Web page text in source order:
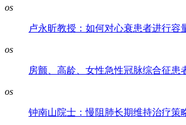
os
卢永昕教授：如何对心衰患者进行容
os
房颤、高龄、女性急性冠脉综合征患
os
钟南山院士：慢阻肺长期维持治疗策